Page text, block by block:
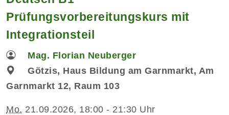
Prüfungsvorbereitungskurs mit
Integrationsteil
Mag. Florian Neuberger
Götzis, Haus Bildung am Garnmarkt, Am
Garnmarkt 12, Raum 103
Mo. 21.09.2026, 18:00 - 21:30 Uhr